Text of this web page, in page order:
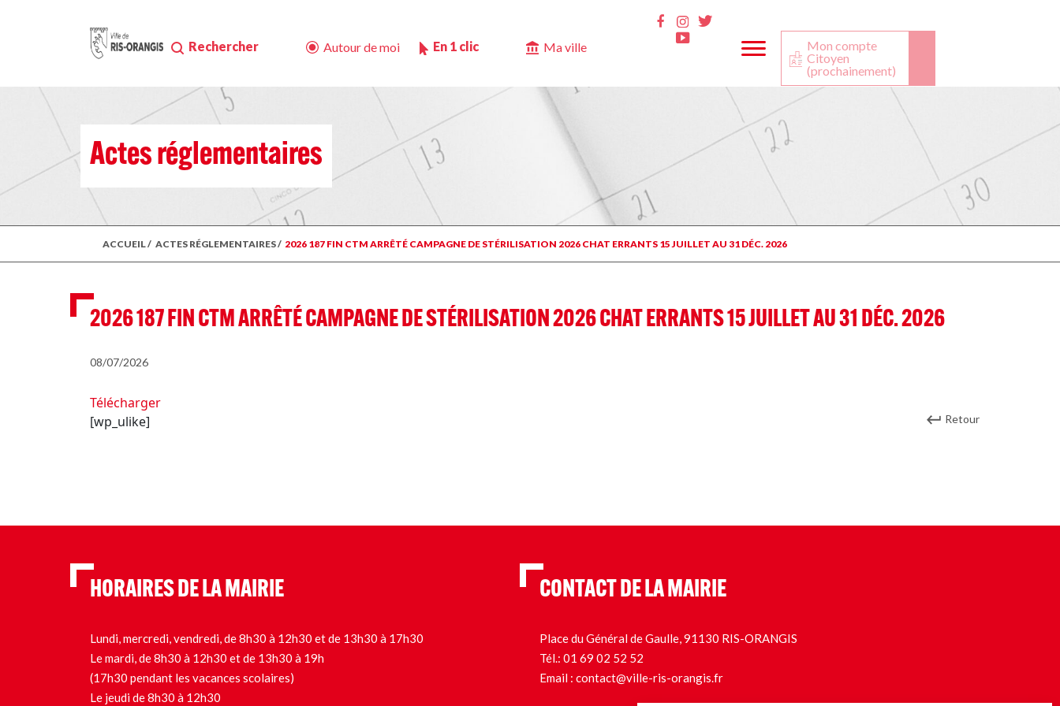
Rechercher Autour de moi En 1 clic Ma ville
Facebook
InstaTwitter
Youtube
Mon compte
Citoyen
(prochainement)
Actes réglementaires
ACCUEIL/ ACTES RÉGLEMENTAIRES/ 2026 187 FIN CTM ARRÊTÉ CAMPAGNE DE STÉRILISATION 2026 CHAT ERRANTS 15 JUILLET AU 31 DÉC. 2026
2026 187 FIN CTM ARRÊTÉ CAMPAGNE DE STÉRILISATION 2026 CHAT ERRANTS 15 JUILLET AU 31 DÉC. 2026
08/07/2026
Télécharger
[wp_ulike]
Retour
HORAIRES DE LA MAIRIE
Lundi, mercredi, vendredi, de 8h30 à 12h30 et de 13h30 à 17h30
Le mardi, de 8h30 à 12h30 et de 13h30 à 19h
(17h30 pendant les vacances scolaires)
Le jeudi de 8h30 à 12h30
CONTACT DE LA MAIRIE
Place du Général de Gaulle, 91130 RIS-ORANGIS
Tél.: 01 69 02 52 52
Email : contact@ville-ris-orangis.fr